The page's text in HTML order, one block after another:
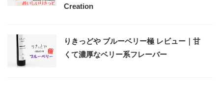
Creation
りきっどや ブルーベリー極 レビュー｜甘
くて濃厚なベリー系フレーバー